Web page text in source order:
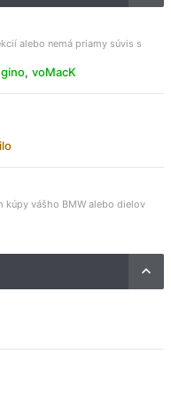
alebo nemá priamy súvis s
, voMacK
kúpy vášho BMW alebo dielov